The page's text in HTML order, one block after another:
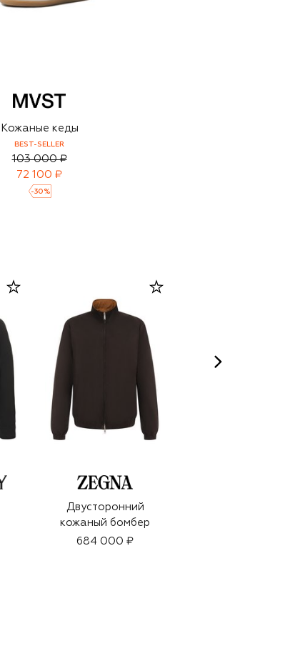
Кожаные кеды
BEST-SELLER
103 000 ₽
72 100 ₽
-30 %
Двусторонний
кожаный бомбер
684 000 ₽